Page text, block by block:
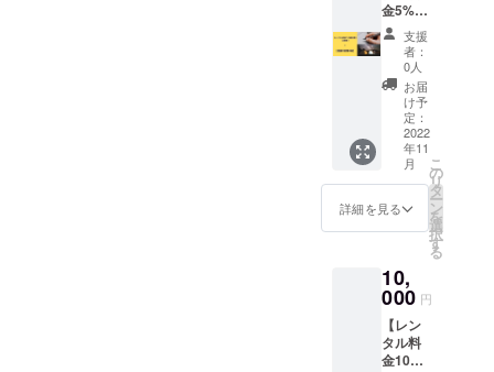
所にお
送りい
たしま
す。 割
引き券
の有効
期限：
①2022
年12月1
日～
2023年
5月31日
➁2023
年6月1
日～
2023年
11月30
金5%割
引券】
（2回
分）＋
【感謝
の直筆
手紙】
レンタ
ル時の
合計料
金から
5%割引
券と直
筆手紙
ます。
※入力し
ていた
だきま
した住
所にお
支援
者：
0人
お届
け予
定：
2022
年11
月
詳細を見る
こ
の
リ
タ
ー
ン
を
選
択
す
る
10,
000 円
【レン
タル料
金10%